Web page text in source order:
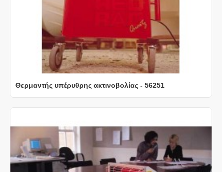
Θερμαντής υπέρυθρης ακτινοβολίας - 56251